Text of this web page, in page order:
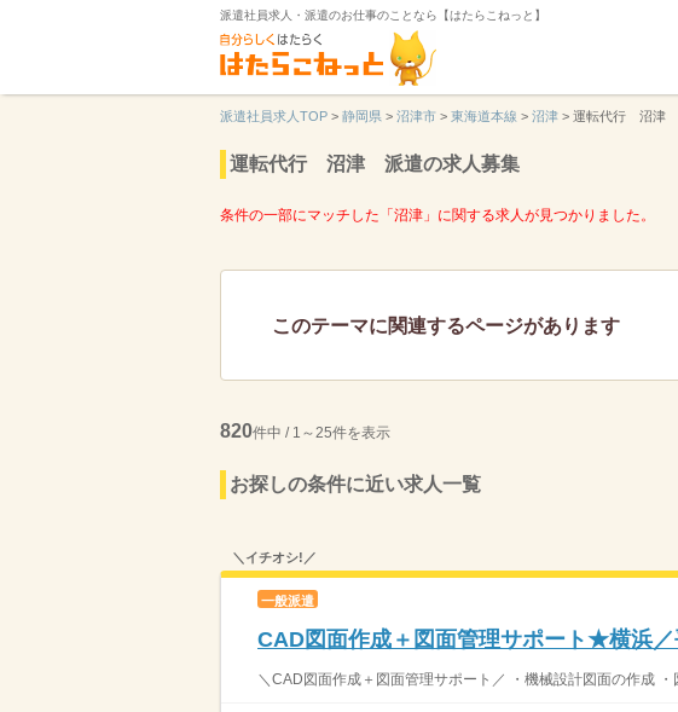
派遣社員求人・派遣のお仕事のことなら【はたらこねっと】
派遣社員求人TOP > 静岡県 > 沼津市 > 東海道本線 > 沼津 > 運転代行 沼津
運転代行 沼津 派遣の求人募集
条件の一部にマッチした「沼津」に関する求人が見つかりました。
このテーマに関連するページがあります
820件中 / 1～25件を表示
お探しの条件に近い求人一覧
＼イチオシ!／
一般派遣
CAD図面作成＋図面管理サポート★横浜
＼CAD図面作成＋図面管理サポート／ ・機械設計図面の作成